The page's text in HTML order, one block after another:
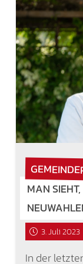
MAN
3. Juli 2023
In der